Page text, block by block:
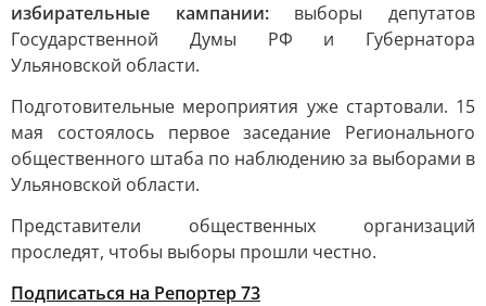
избирательные кампании:выборы депутатов
Государственной Думы РФ и Губернатора
Ульяновской области.
Подготовительные мероприятия уже стартовали. 15
мая состоялось первое заседание Регионального
общественного штаба по наблюдению за выборами в
Ульяновской области.
Представители общественных организаций
проследят, чтобы выборы прошли честно.
Подписаться на Репортер 73